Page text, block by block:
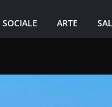
SOCIALE ARTE